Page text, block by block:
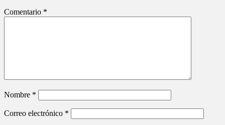
Comentario *
Nombre *
Correo electrónico *